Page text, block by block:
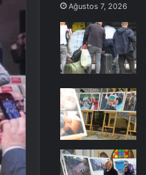
Ağustos 7, 2026